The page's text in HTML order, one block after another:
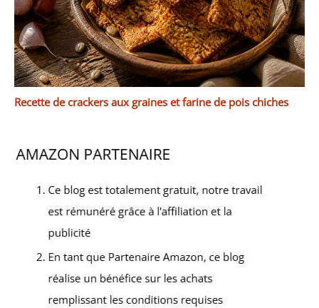
Recette de crackers aux graines et farine de pois chiches